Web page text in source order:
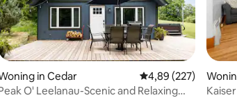
beoordeling van 5 uit 5, 117 recensies
in Cedar Gemiddelde
4,89 (227)
O' Leelanau-Scenic and Relaxing